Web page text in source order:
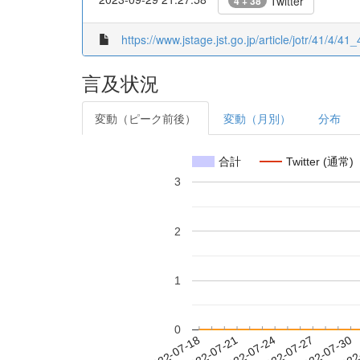
https://www.jstage.jst.go.jp/article/jotr/41/4/
言及状況
変動（ピーク前後） 変動（月別） 分布
合計 Twitter (通常)
0
1
2
3